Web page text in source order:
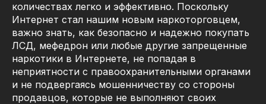
количествах легко и эффективно. Поскольку
Интернет стал нашим новым наркоторговцем,
важно знать, как безопасно и надежно покупать
ЛСД, мефедрон или любые другие запрещенные
наркотики в Интернете, не попадая в
неприятности с правоохранительными органами
и не подвергаясь мошенничеству со стороны
продавцов, которые не выполняют своих